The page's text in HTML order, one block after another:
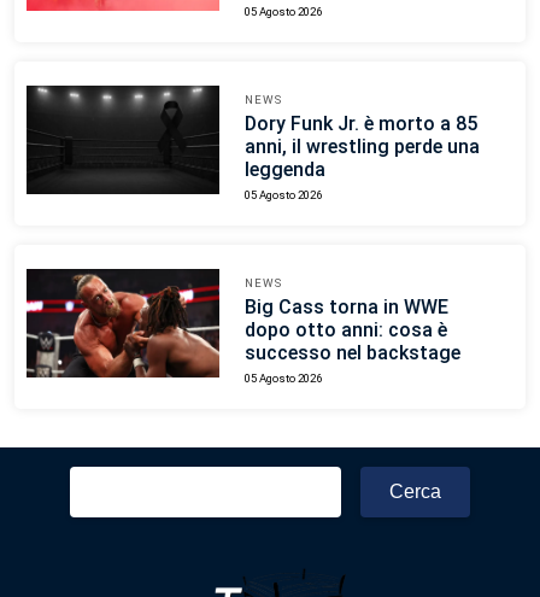
05 Agosto 2026
NEWS
Dory Funk Jr. è morto a 85
anni, il wrestling perde una
leggenda
05 Agosto 2026
NEWS
Big Cass torna in WWE
dopo otto anni: cosa è
successo nel backstage
05 Agosto 2026
Ricerca